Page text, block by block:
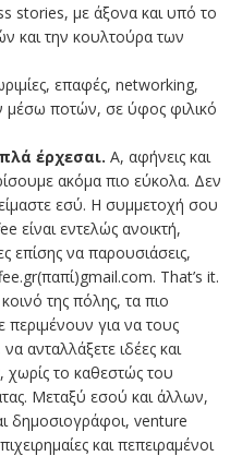
stories, με άξονα και υπό το
και την κουλτούρα των
επαφές, networking,
ποτών, σε ύφος φιλικό
έρχεσαι. Α, αφήνεις και
ακόμα πιο εύκολα. Δεν
εσύ. Η συμμετοχή σου
είναι εντελώς ανοικτή,
επίσης να παρουσιάσεις,
That’s it.
της πόλης, τα πιο
περιμένουν για να τους
ανταλλάξετε ιδέες και
χωρίς το καθεστώς του
Μεταξύ εσού και άλλων,
δημοσιογράφοι, venture
και πεπειραμένοι